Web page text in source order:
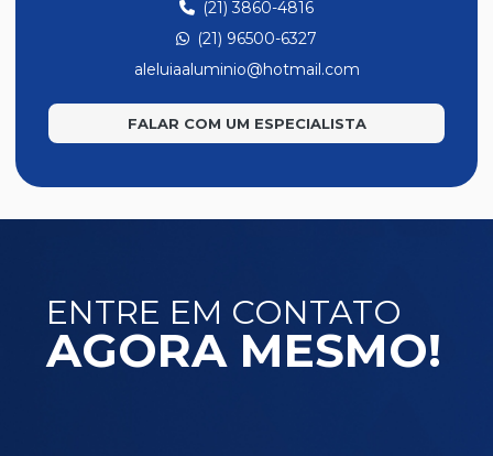
AL66
AL67
(21) 3860-4816
(21) 96500-6327
aleluiaaluminio@hotmail.com
FALAR COM UM ESPECIALISTA
ENTRE EM CONTATO
AGORA MESMO!